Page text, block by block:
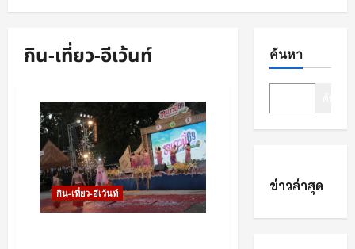
กิน-เที่ยว-อีเว้นท์
กิน-เที่ยว-อีเว้นท์
ค้นหา
ข่าวล่าสุด